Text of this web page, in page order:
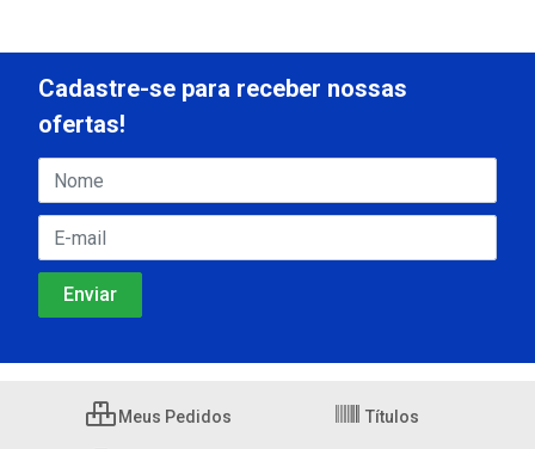
Cadastre-se para receber nossas
ofertas!
Meus Pedidos Títulos